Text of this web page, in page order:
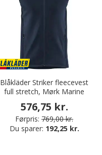
Blåkläder Striker fleecevest
full stretch, Mørk Marine
576,75 kr.
Førpris: 769,00 kr.
Du sparer: 192,25 kr.